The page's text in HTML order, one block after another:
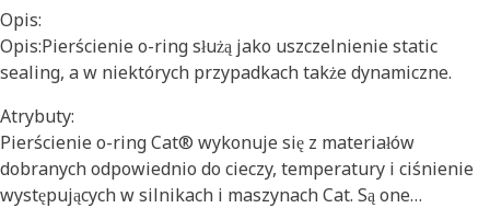
Opis:
Opis:Pierścienie o-ring służą jako uszczelnienie static
sealing, a w niektórych przypadkach także dynamiczne.
Atrybuty:
Pierścienie o-ring Cat® wykonuje się z materiałów
dobranych odpowiednio do cieczy, temperatury i ciśnienie
występujących w silnikach i maszynach Cat. Są one